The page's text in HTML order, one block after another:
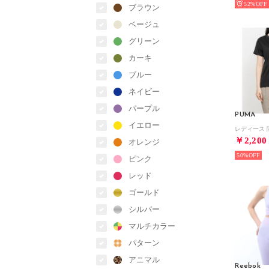
ブラウン
ベージュ
グリーン
カーキ
ブルー
ネイビー
パープル
イエロー
オレンジ
ピンク
レッド
ゴールド
シルバー
マルチカラー
パターン
アニマル
52%
PUMA
￥2,200
50%
Reebok